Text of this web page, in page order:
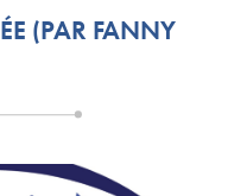
(PAR FANNY